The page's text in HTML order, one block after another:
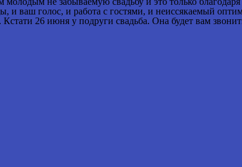
голос, и работа с гостями, и неиссякаемый
26 июня у подруги свадьба. Она будет вам